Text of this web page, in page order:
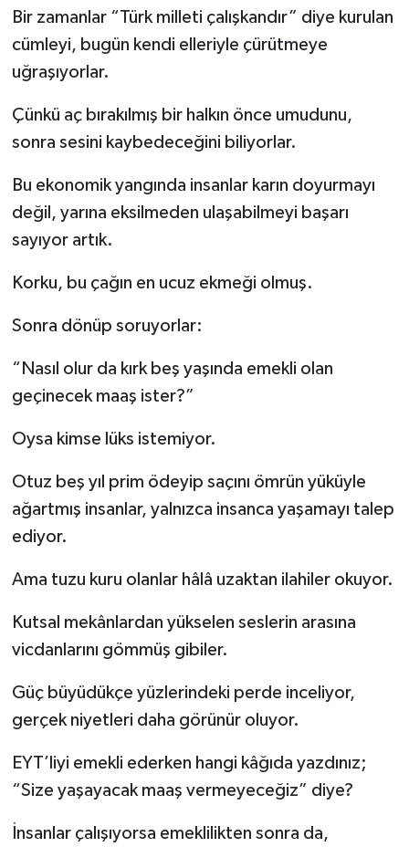
Bir zamanlar “Türk milleti çalışkandır” diye kurulan
cümleyi, bugün kendi elleriyle çürütmeye
uğraşıyorlar.
Çünkü aç bırakılmış bir halkın önce umudunu,
sonra sesini kaybedeceğini biliyorlar.
Bu ekonomik yangında insanlar karın doyurmayı
değil, yarına eksilmeden ulaşabilmeyi başarı
sayıyor artık.
Korku, bu çağın en ucuz ekmeği olmuş.
Sonra dönüp soruyorlar:
“Nasıl olur da kırk beş yaşında emekli olan
geçinecek maaş ister?”
Oysa kimse lüks istemiyor.
Otuz beş yıl prim ödeyip saçını ömrün yüküyle
ağartmış insanlar, yalnızca insanca yaşamayı talep
ediyor.
Ama tuzu kuru olanlar hâlâ uzaktan ilahiler okuyor.
Kutsal mekânlardan yükselen seslerin arasına
vicdanlarını gömmüş gibiler.
Güç büyüdükçe yüzlerindeki perde inceliyor,
gerçek niyetleri daha görünür oluyor.
EYT’liyi emekli ederken hangi kâğıda yazdınız;
“Size yaşayacak maaş vermeyeceğiz” diye?
İnsanlar çalışıyorsa emeklilikten sonra da,